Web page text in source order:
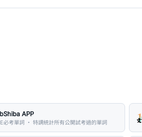
APP
必考單詞 ・ 特調統計所有公開試考過的單詞